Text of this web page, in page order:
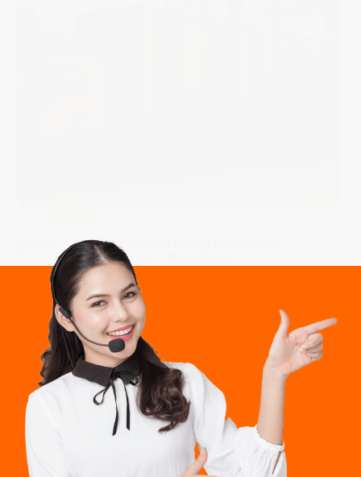
Panduan Lengkap Pengiriman Barang via Kontainer:
FCL, LCL, Tarif, dan Cara Hitung Biayanya
Nesie
May 22, 2025